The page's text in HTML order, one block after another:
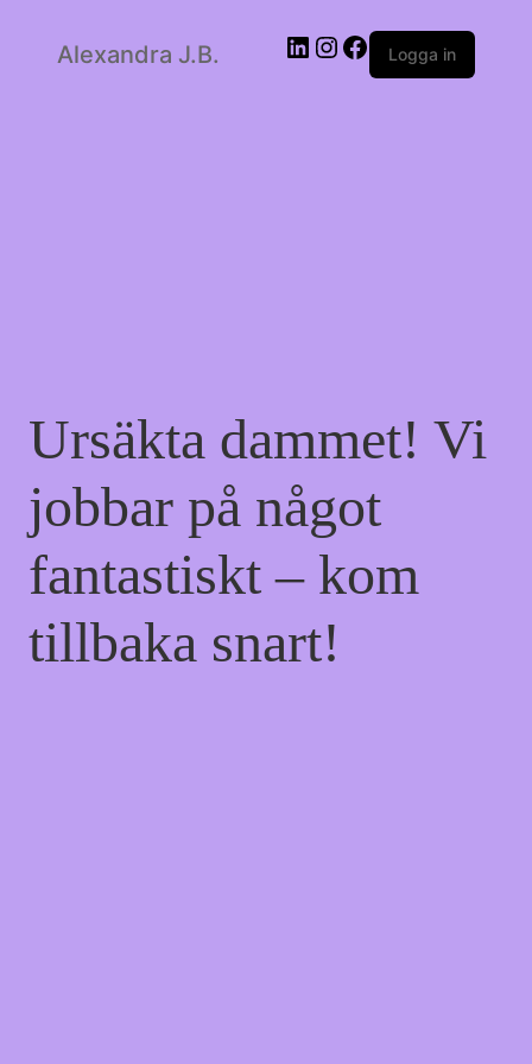
Alexandra J.B. LinkedIn
Instagram
Facebook
Logga in
Ursäkta dammet! Vi
jobbar på något
fantastiskt – kom
tillbaka snart!